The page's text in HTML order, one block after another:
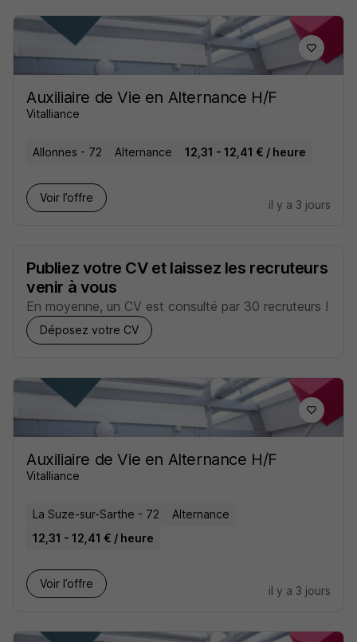
Auxiliaire de Vie en Alternance H/F
Vitalliance
Allonnes - 72 Alternance 12,31 - 12,41 € / heure
Voir l’offre
il y a 3 jours
Publiez votre CV et laissez les recruteurs
venir à vous
En moyenne, un CV est consulté par 30 recruteurs !
Déposez votre CV
Auxiliaire de Vie en Alternance H/F
Vitalliance
La Suze-sur-Sarthe - 72
Alternance
12,31 - 12,41 € / heure
Voir l’offre
il y a 3 jours